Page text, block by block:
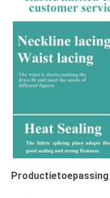
Productietoepassing